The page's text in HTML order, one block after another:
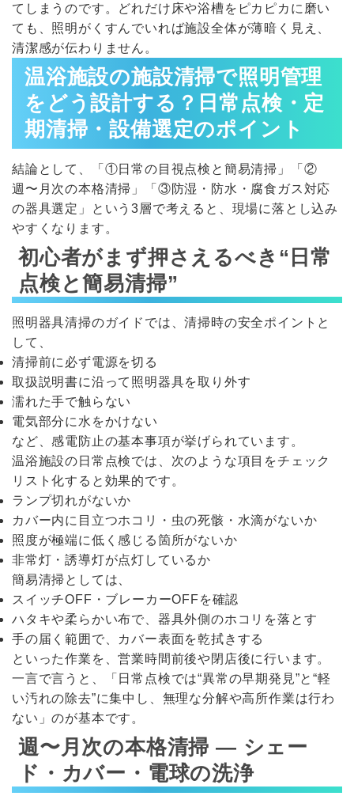
てしまうのです。どれだけ床や浴槽をピカピカに磨い
ても、照明がくすんでいれば施設全体が薄暗く見え、
清潔感が伝わりません。
温浴施設の施設清掃で照明管理
をどう設計する？日常点検・定
期清掃・設備選定のポイント
結論として、「①日常の目視点検と簡易清掃」「②
週〜月次の本格清掃」「③防湿・防水・腐食ガス対応
の器具選定」という3層で考えると、現場に落とし込み
やすくなります。
初心者がまず押さえるべき“日常
点検と簡易清掃”
照明器具清掃のガイドでは、清掃時の安全ポイントと
して、
清掃前に必ず電源を切る
取扱説明書に沿って照明器具を取り外す
濡れた手で触らない
電気部分に水をかけない
など、感電防止の基本事項が挙げられています。
温浴施設の日常点検では、次のような項目をチェック
リスト化すると効果的です。
ランプ切れがないか
カバー内に目立つホコリ・虫の死骸・水滴がないか
照度が極端に低く感じる箇所がないか
非常灯・誘導灯が点灯しているか
簡易清掃としては、
スイッチOFF・ブレーカーOFFを確認
ハタキや柔らかい布で、器具外側のホコリを落とす
手の届く範囲で、カバー表面を乾拭きする
といった作業を、営業時間前後や閉店後に行います。
一言で言うと、「日常点検では“異常の早期発見”と“軽
い汚れの除去”に集中し、無理な分解や高所作業は行わ
ない」のが基本です。
週〜月次の本格清掃 ― シェー
ド・カバー・電球の洗浄